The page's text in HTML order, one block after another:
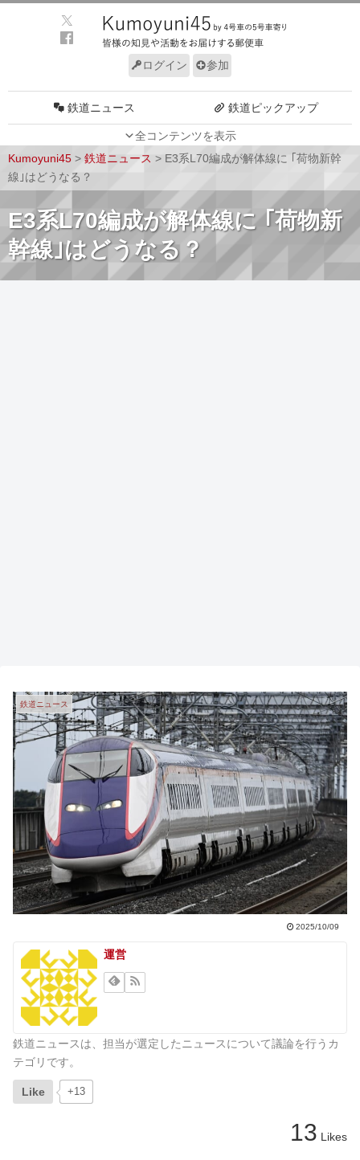
ログイン 参加
全コンテンツを表示
鉄道ニュース 鉄道ピックアップ
車両技術
Kumoyuni45 > 鉄道ニュース > E3系L70編成が解体線に ｢荷物新幹
線｣はどうなる？
E3系L70編成が解体線に ｢荷物新
幹線｣はどうなる？
鉄道ニュース
2025/10/09
運営
鉄道ニュースは、担当が選定したニュースについて議論を行うカ
テゴリです。
Like +13
13 Likes